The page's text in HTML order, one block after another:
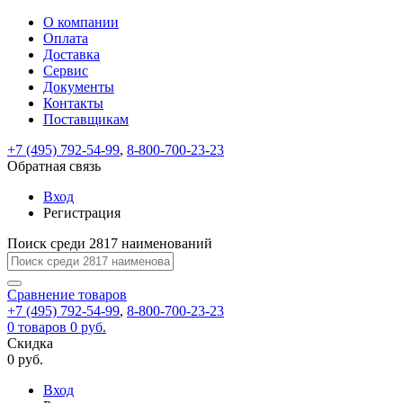
ВходРегистрация
Только
test@example.com
отправлена
по
ней
для
регистрации.
Ок
Только
Запомнить
меня
Забыли
Восстановление
пароля
Заполните
форму.
Мы
отправим
ссылку
на
указанный
электронный
адрес,
перейдя
по
которой
вы
новый
На
вашу
test@test.ru
отправлена
ссылка.
Перейдите
по
для
смены
пароля.
Введите
новый
пароль
Сменить
Пароль
успешно
Войти
Обратная
связь
Сообщение
пользовательского
соглашения
Ваше
сообщение
успешно
О компании
Оплата
Доставка
Сервис
Документы
Контакты
Поставщикам
+7 (495) 792-54-99, 8-800-700-23-23
Обратная связь
Вход
Регистрация
Поиск среди 2817 наименований
Сравнение товаров
+7 (495) 792-54-99, 8-800-700-23-23
0 товаров 0 руб.
Скидка
0 руб.
Вход